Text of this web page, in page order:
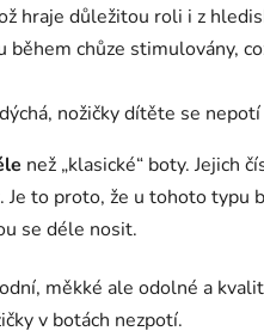
hraje důležitou roli i z
během chůze stimulovány,
nožičky dítěte se
než „klasické“ boty. Jejich
to proto, že u tohoto typu
se déle nosit.
měkké ale odolné a
v botách nezpotí.